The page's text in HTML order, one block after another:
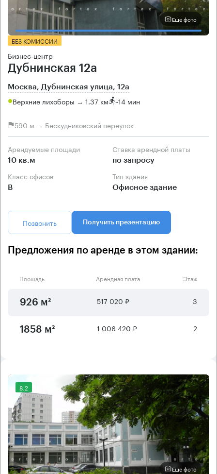
Еще фото
БЕЗ КОМИССИИ
Бизнес-центр
Дубнинская 12а
Москва, Дубнинская улица, 12а
Верхние лихоборы → 1.37 км ~14 мин
590 м → Бескудниковский переулок
Арендуемые площади
10 кв.м
Ставка арендной платы
по запросу
Класс офисов
B
Тип здания
Офисное здание
Позвонить Получить презентацию
Предложения по аренде в этом здании:
Площадь Арендная плата Этаж
926 м² 517 020 ₽ 3
1858 м² 1 006 420 ₽ 2
8.2
Еще фото